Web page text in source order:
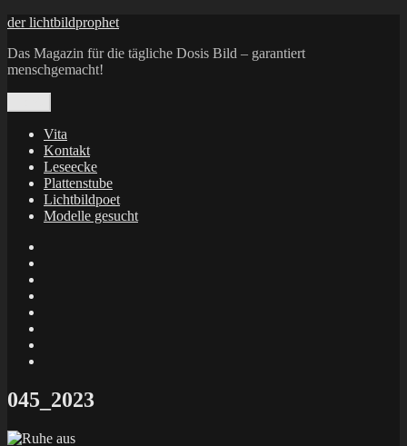
Zum
springen
der lichtbildprophet
Das Magazin für die tägliche Dosis Bild – garantiert
menschgemacht!
Vita
Kontakt
Leseecke
Plattenstube
Lichtbildpoet
Modelle gesucht
X
045_2023